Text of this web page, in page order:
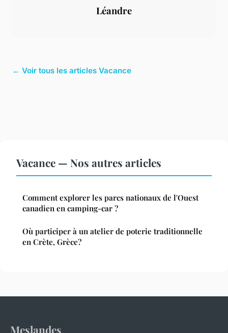
Léandre
← Voir tous les articles Vacance
Vacance — Nos autres articles
Comment explorer les parcs nationaux de l'Ouest
canadien en camping-car ?
Où participer à un atelier de poterie traditionnelle
en Crète, Grèce?
Meslandes